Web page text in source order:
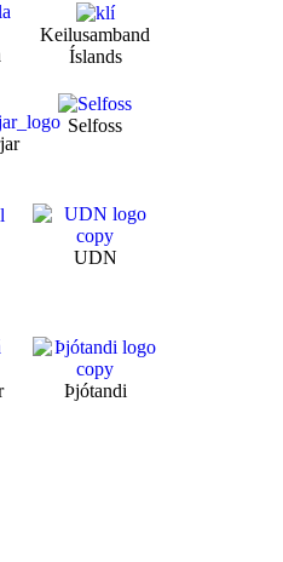
Keilusamband
Íslands
Selfoss
UDN
Þjótandi